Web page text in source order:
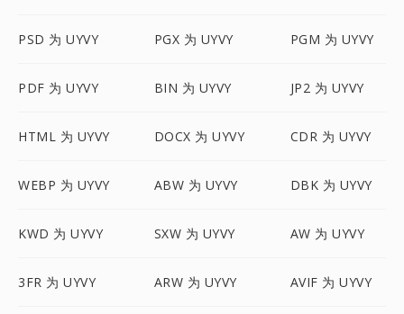
PSD 为 UYVY PGX 为 UYVY PGM 为 UYVY
PDF 为 UYVY BIN 为 UYVY JP2 为 UYVY
HTML 为 UYVY DOCX 为 UYVY CDR 为 UYVY
WEBP 为 UYVY ABW 为 UYVY DBK 为 UYVY
KWD 为 UYVY SXW 为 UYVY AW 为 UYVY
3FR 为 UYVY ARW 为 UYVY AVIF 为 UYVY